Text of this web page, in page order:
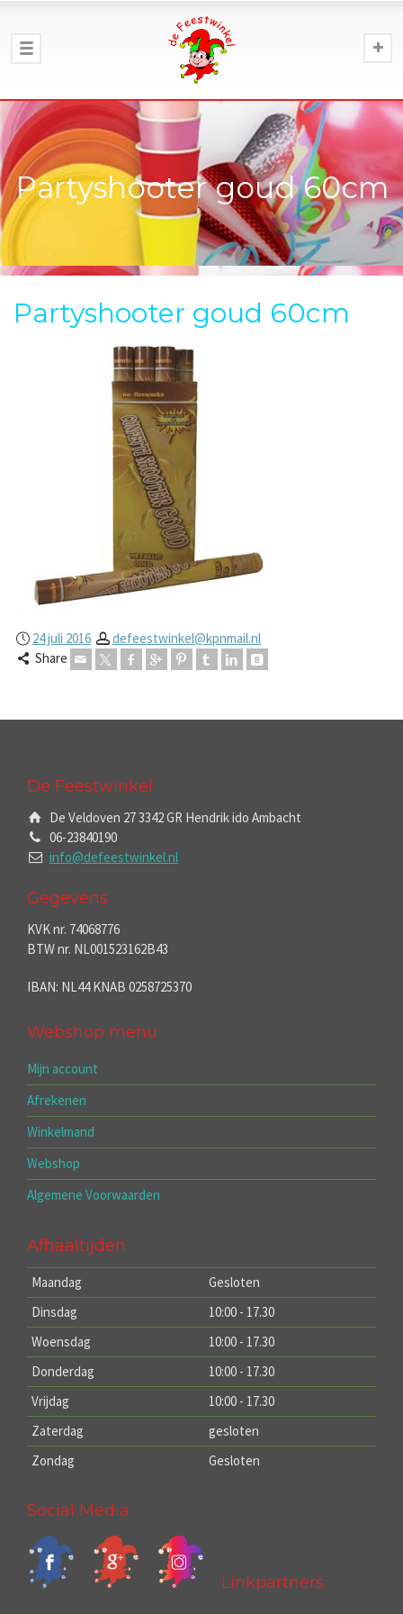
Partyshooter goud 60cm
Partyshooter goud 60cm
24 juli 2016
defeestwinkel@kpnmail.nl
Share
De Feestwinkel
De Veldoven 27 3342 GR Hendrik ido Ambacht
06-23840190
info@defeestwinkel.nl
Gegevens
KVK nr. 74068776
BTW nr. NL001523162B43
IBAN: NL44 KNAB 0258725370
Webshop menu
Mijn account
Afrekenen
Winkelmand
Webshop
Algemene Voorwaarden
Afhaaltijden
Maandag
Gesloten
Dinsdag
10:00 - 17.30
Woensdag
10:00 - 17.30
Donderdag
10:00 - 17.30
Vrijdag
10:00 - 17.30
Zaterdag
gesloten
Zondag
Gesloten
Social Media
Linkpartners